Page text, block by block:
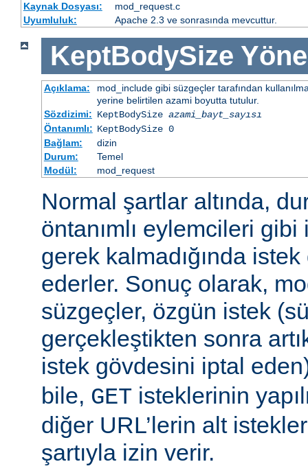
Kaynak Dosyası:
mod_request.c
Uyumluluk:
Apache 2.3 ve sonrasında mevcuttur.
KeptBodySize
Açıklama:
mod_include gibi süzgeçler tarafından
yerine belirtilen azami boyutta tutulur.
Sözdizimi: KeptBodySize azami_bayt_sayısı
Öntanımlı: KeptBodySize 0
Bağlam:
dizin
Durum:
Temel
Modül:
mod_request
Normal şartlar altında,
öntanımlı eylemcileri
gerek kalmadığında
ederler. Sonuç olarak,
süzgeçler, özgün istek
gerçekleştikten sonra
istek gövdesini iptal
bile, GET isteklerinin
diğer URL’lerin alt
şartıyla izin verir.